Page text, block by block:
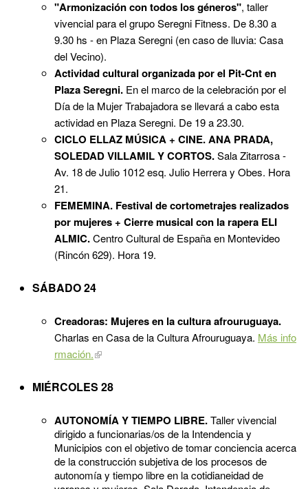
"Armonización con todos los géneros", taller
vivencial para el grupo Seregni Fitness. De 8.30 a
9.30 hs - en Plaza Seregni (en caso de lluvia: Casa
del Vecino).
Actividad cultural organizada por el Pit-Cnt en
Plaza Seregni. En el marco de la celebración por el
Día de la Mujer Trabajadora se llevará a cabo esta
actividad en Plaza Seregni. De 19 a 23.30.
CICLO ELLAZ MÚSICA + CINE. ANA PRADA,
SOLEDAD VILLAMIL Y CORTOS.Sala Zitarrosa -
Av. 18 de Julio 1012 esq. Julio Herrera y Obes. Hora
21.
FEMEMINA. Festival de cortometrajes realizados
por mujeres + Cierre musical con la rapera ELI
ALMIC.Centro Cultural de España en Montevideo
(Rincón 629). Hora 19.
SÁBADO 24
​Creadoras: Mujeres en la cultura afrouruguaya.
Charlas en Casa de la Cultura Afrouruguaya. Más info
rmación.
MIÉRCOLES 28
AUTONOMÍA Y TIEMPO LIBRE.Taller vivencial
dirigido a funcionarias/os de la Intendencia y
Municipios con el objetivo de tomar conciencia acerca
de la construcción subjetiva de los procesos de
autonomía y tiempo libre en la cotidianeidad de